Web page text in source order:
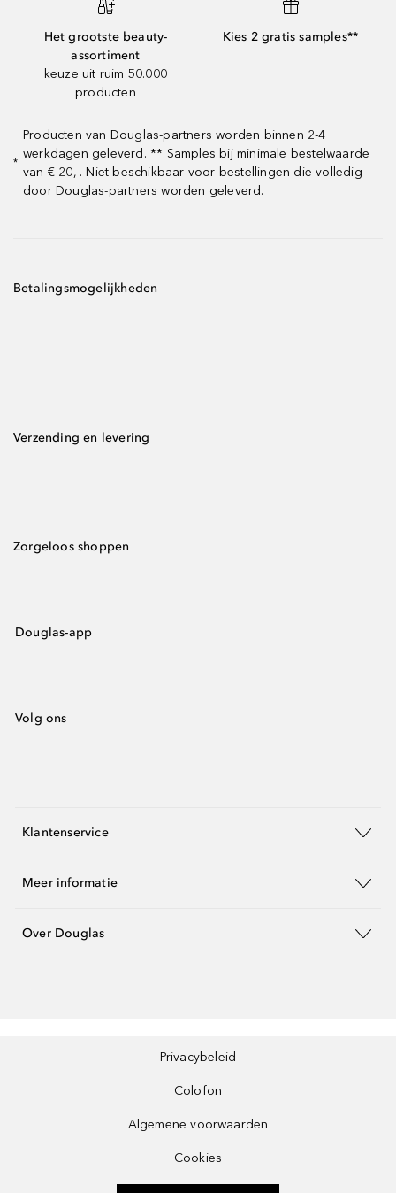
Het grootste beauty-
assortiment
keuze uit ruim 50.000
producten
Kies 2 gratis samples**
*
Producten van Douglas-partners worden binnen 2-4
werkdagen geleverd. ** Samples bij minimale bestelwaarde
van € 20,-. Niet beschikbaar voor bestellingen die volledig
door Douglas-partners worden geleverd.
Betalingsmogelijkheden
Verzending en levering
Zorgeloos shoppen
Douglas-app
Volg ons
Klantenservice
Meer informatie
Over Douglas
Privacybeleid
Colofon
Algemene voorwaarden
Cookies